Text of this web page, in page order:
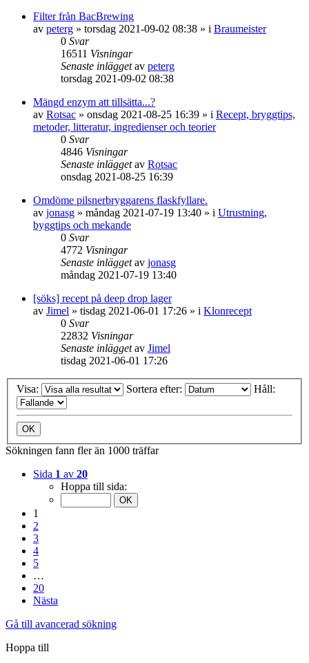
Filter från BacBrewing
av peterg » torsdag 2021-09-02 08:38 » i Braumeister
0 Svar
16511 Visningar
Senaste inläggetav peterg
torsdag 2021-09-02 08:38
Mängd enzym att tillsätta...?
av Rotsac » onsdag 2021-08-25 16:39 » i Recept, bryggtips,
metoder, litteratur, ingredienser och teorier
0 Svar
4846 Visningar
Senaste inläggetav Rotsac
onsdag 2021-08-25 16:39
Omdöme pilsnerbryggarens flaskfyllare.
av jonasg » måndag 2021-07-19 13:40 » i Utrustning,
byggtips och mekande
0 Svar
4772 Visningar
Senaste inläggetav jonasg
måndag 2021-07-19 13:40
[söks] recept på deep drop lager
av Jimel » tisdag 2021-06-01 17:26 » i Klonrecept
0 Svar
22832 Visningar
Senaste inläggetav Jimel
tisdag 2021-06-01 17:26
Visa: Sortera efter: Håll:
Sökningen fann fler än 1000 träffar
Sida 1 av 20
Hoppa till sida:
1
2
3
4
5
…
20
Nästa
Gå till avancerad sökning
Hoppa till